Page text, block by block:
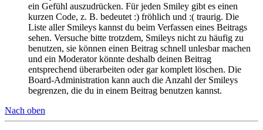
ein Gefühl auszudrücken. Für jeden Smiley gibt es einen
kurzen Code, z. B. bedeutet :) fröhlich und :( traurig. Die
Liste aller Smileys kannst du beim Verfassen eines Beitrags
sehen. Versuche bitte trotzdem, Smileys nicht zu häufig zu
benutzen, sie können einen Beitrag schnell unlesbar machen
und ein Moderator könnte deshalb deinen Beitrag
entsprechend überarbeiten oder gar komplett löschen. Die
Board-Administration kann auch die Anzahl der Smileys
begrenzen, die du in einem Beitrag benutzen kannst.
Nach oben